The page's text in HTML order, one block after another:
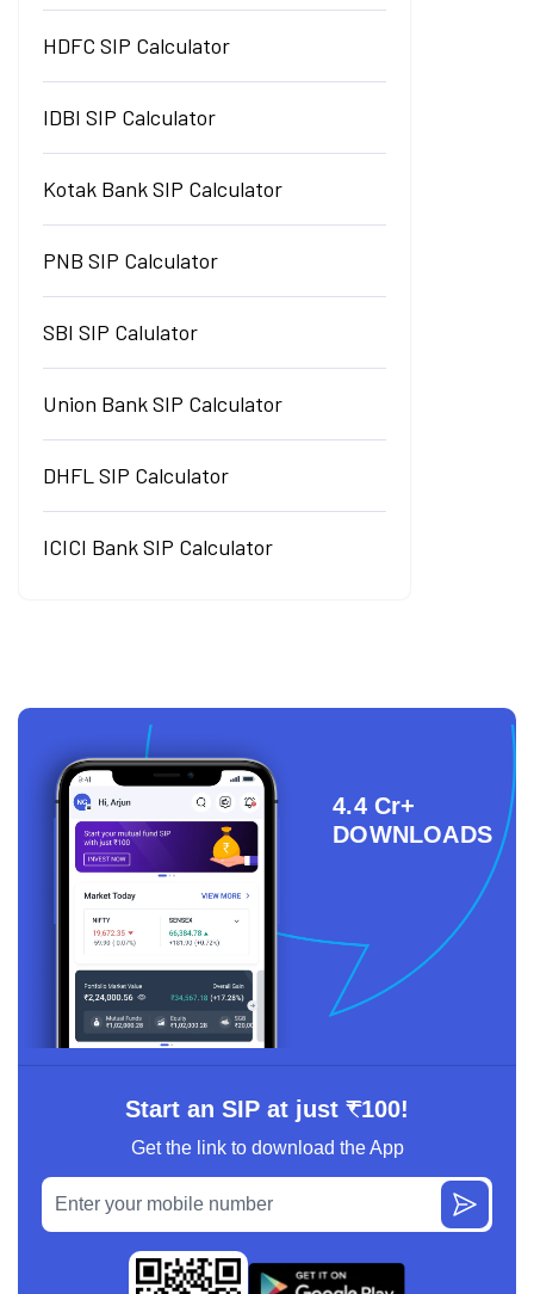
HDFC SIP Calculator
IDBI SIP Calculator
Kotak Bank SIP Calculator
PNB SIP Calculator
SBI SIP Calulator
Union Bank SIP Calculator
DHFL SIP Calculator
ICICI Bank SIP Calculator
4.4 Cr+
DOWNLOADS
Start an SIP at just ₹100!
Get the link to download the App